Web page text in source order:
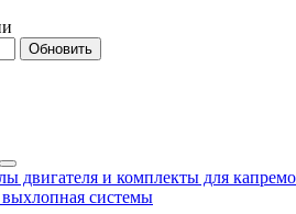
Обновить
двигателя и комплекты для
системы